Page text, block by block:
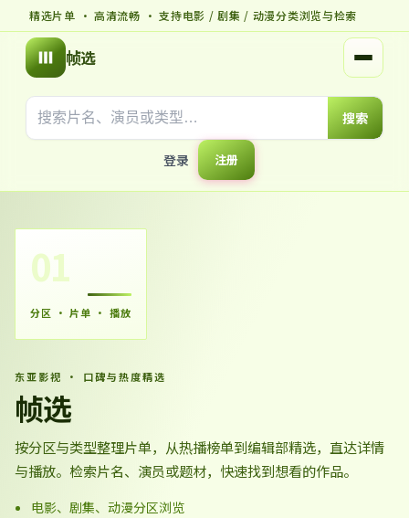
精选片单 · 高清流畅 · 支持电影 / 剧集 / 动漫分类浏览与检索
帧选 打开
搜索
登录 注册
01
分区 · 片单 · 播放
东亚影视 · 口碑与热度精选
帧选
按分区与类型整理片单，从热播榜单到编辑部精选，直达详情
与播放。检索片名、演员或题材，快速找到想看的作品。
电影、剧集、动漫分区浏览